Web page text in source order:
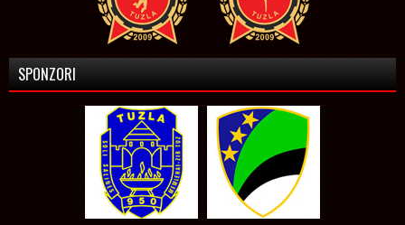
SPONZORI